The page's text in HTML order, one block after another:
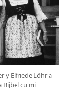
y Elfriede Löhr a
Bijbel cu mi